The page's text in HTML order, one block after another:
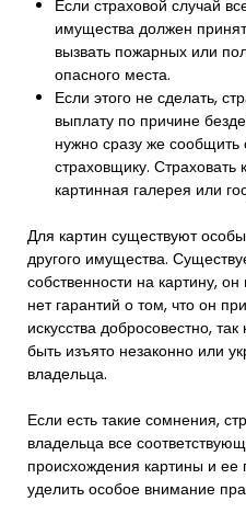
Если страховой случай
имущества должен
вызвать пожарных или
опасного места.
Если этого не сделать,
выплату по причине
нужно сразу же
страховщику.
картинная галерея или
Для картин существуют
другого имущества.
собственности на картину,
нет гарантий о том, что он
искусства добросовестно,
быть изъято незаконно или
владельца.
Если есть такие сомнения,
владельца все
происхождения картины и
уделить особое внимание